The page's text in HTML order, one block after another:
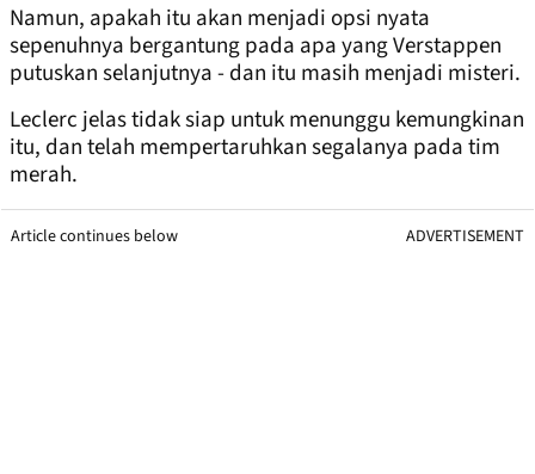
Namun, apakah itu akan menjadi opsi nyata
sepenuhnya bergantung pada apa yang Verstappen
putuskan selanjutnya - dan itu masih menjadi misteri.
Leclerc jelas tidak siap untuk menunggu kemungkinan
itu, dan telah mempertaruhkan segalanya pada tim
merah.
Article continues below ADVERTISEMENT